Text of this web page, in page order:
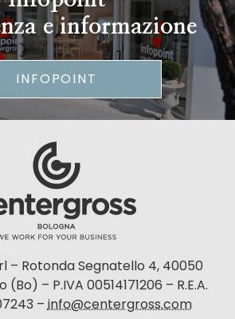
e informazione
INFOPOINT
– Rotonda Segnatello 4, 40050
– P.IVA 00514171206 – R.E.A.
–info@centergross.com